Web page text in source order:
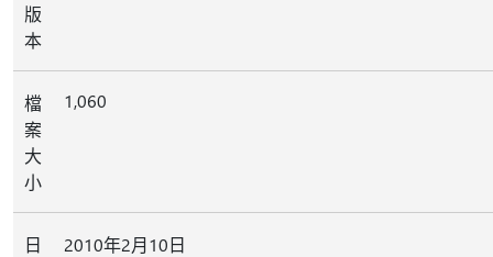
版
本
檔
案
大
小
1,060
日
2010年2月10日